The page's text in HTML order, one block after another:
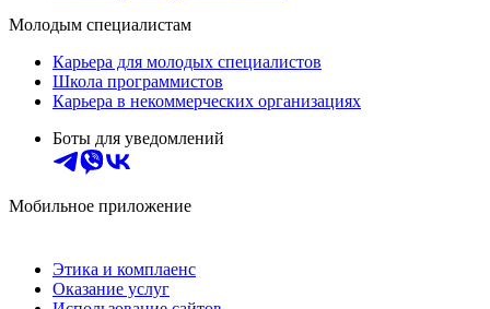
Молодым специалистам
Карьера для молодых специалистов
Школа программистов
Карьера в некоммерческих организациях
Боты для уведомлений
Мобильное приложение
Этика и комплаенс
Оказание услуг